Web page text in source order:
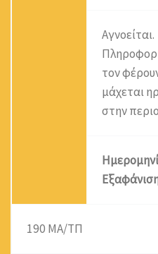
Αγνοείται.
τον
μάχεται
στην
190 ΜΑ/ΤΠ